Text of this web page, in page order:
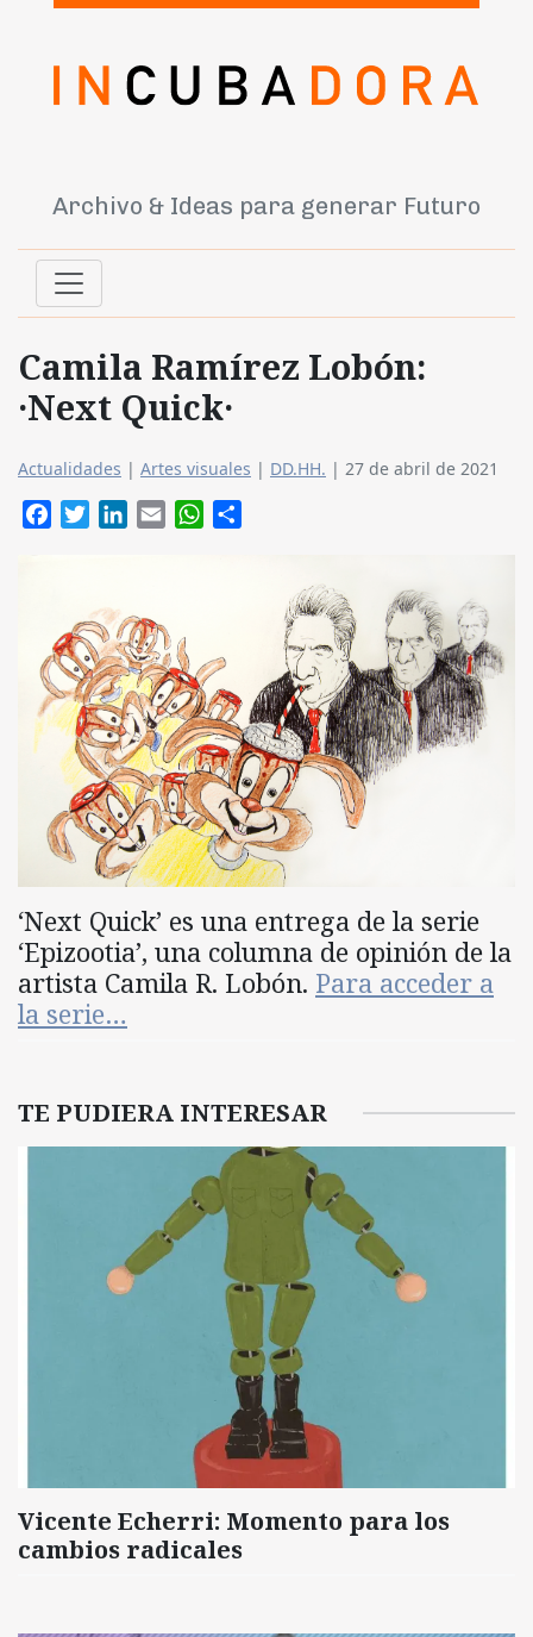
Archivo & Ideas para generar Futuro
Camila Ramírez Lobón:
·Next Quick·
Actualidades | Artes visuales | DD.HH. | 27 de abril de 2021
FacebookTwitterLinkedIn
Email WhatsApp
‘Next Quick’ es una entrega de la serie
‘Epizootia’, una columna de opinión de la
artista Camila R. Lobón. Para acceder a
la serie…
TE PUDIERA INTERESAR
Vicente Echerri: Momento para los
cambios radicales